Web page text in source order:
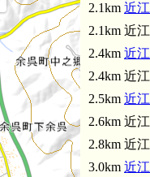
2.1km 近
2.1km 近
2.4km 近
2.4km 近
2.5km 近
2.6km 近
2.8km 近
3.0km 近